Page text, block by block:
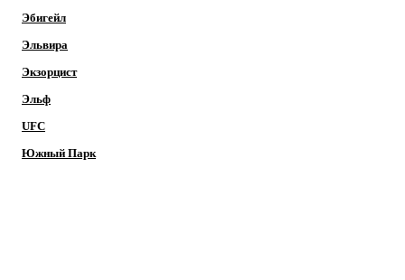
Эбигейл
Эльвира
Экзорцист
Эльф
UFC
Южный Парк